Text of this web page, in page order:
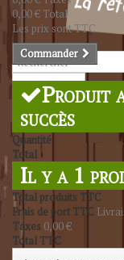
Rechercher
0,00 € Total
Les prix sont TTC
Commander
Produit
succès
Quantité
Total
Il y a 1
Total produits TTC
Frais de port TTC
Taxes 0,00 €
Total TTC